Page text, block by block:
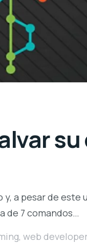
a pesar de este
de 7 comandos…
, web